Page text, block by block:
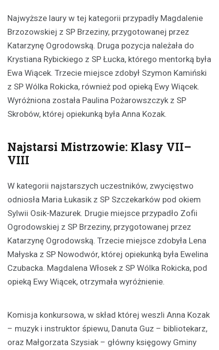
Najwyższe laury w tej kategorii przypadły Magdalenie
Brzozowskiej z SP Brzeziny, przygotowanej przez
Katarzynę Ogrodowską. Druga pozycja należała do
Krystiana Rybickiego z SP Łucka, którego mentorką była
Ewa Wiącek. Trzecie miejsce zdobył Szymon Kamiński
z SP Wólka Rokicka, również pod opieką Ewy Wiącek.
Wyróżniona została Paulina Pożarowszczyk z SP
Skrobów, której opiekunką była Anna Kozak.
Najstarsi Mistrzowie: Klasy VII–
VIII
W kategorii najstarszych uczestników, zwycięstwo
odniosła Maria Łukasik z SP Szczekarków pod okiem
Sylwii Osik-Mazurek. Drugie miejsce przypadło Zofii
Ogrodowskiej z SP Brzeziny, przygotowanej przez
Katarzynę Ogrodowską. Trzecie miejsce zdobyła Lena
Małyska z SP Nowodwór, której opiekunką była Ewelina
Czubacka. Magdalena Włosek z SP Wólka Rokicka, pod
opieką Ewy Wiącek, otrzymała wyróżnienie.
Komisja konkursowa, w skład której weszli Anna Kozak
– muzyk i instruktor śpiewu, Danuta Guz – bibliotekarz,
oraz Małgorzata Szysiak – główny księgowy Gminy